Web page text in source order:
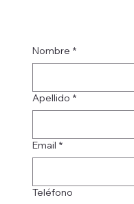
Nombre *
Apellido *
Email *
Teléfono